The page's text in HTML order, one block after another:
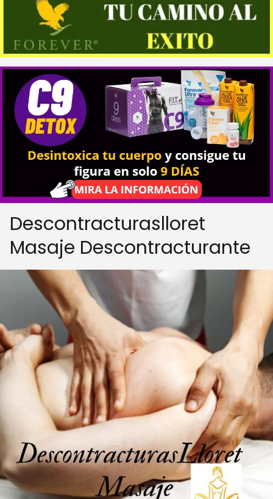
Descontracturaslloret
Masaje Descontracturante